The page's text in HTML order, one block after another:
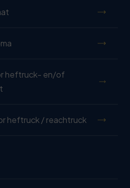
heftruck- en/of
heftruck / reachtruck